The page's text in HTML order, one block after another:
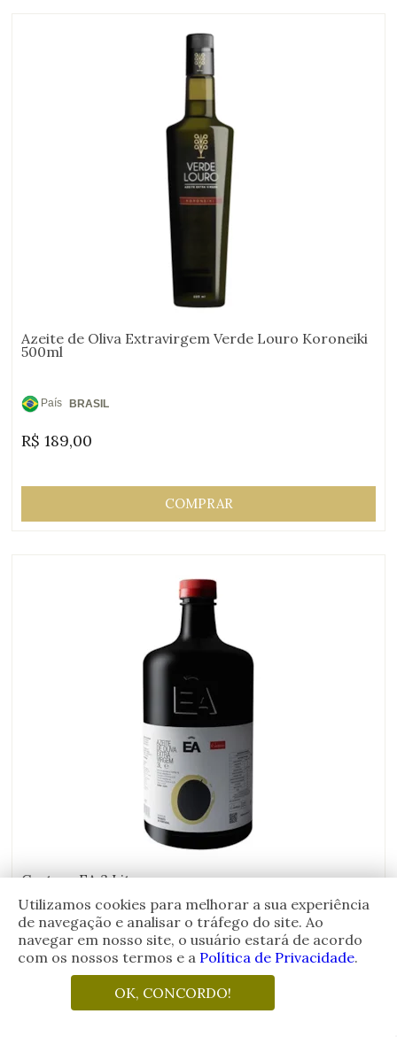
Azeite de Oliva Extravirgem Verde Louro Koroneiki
500ml
País
Origem:
BRASIL
R$ 189,00
COMPRAR
Cartuxa EA 3 Litros
País
de
Origem:
PORTUGAL
510,00
Utilizamos cookies para melhorar a sua experiência
de navegação e analisar o tráfego do site. Ao
navegar em nosso site, o usuário estará de acordo
com os nossos termos e a Política de Privacidade.
OK, CONCORDO!